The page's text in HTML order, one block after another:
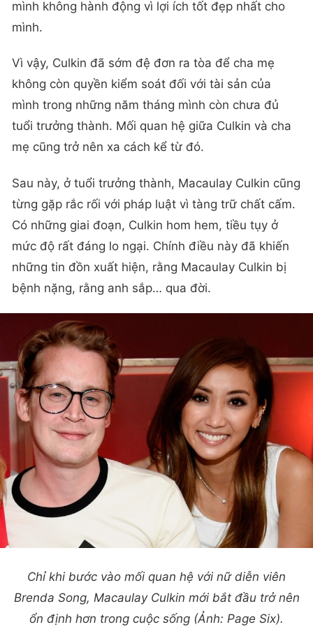
mình không hành động vì lợi ích tốt đẹp nhất cho
mình.
Vì vậy, Culkin đã sớm đệ đơn ra tòa để cha mẹ
không còn quyền kiểm soát đối với tài sản của
mình trong những năm tháng mình còn chưa đủ
tuổi trưởng thành. Mối quan hệ giữa Culkin và cha
mẹ cũng trở nên xa cách kể từ đó.
Sau này, ở tuổi trưởng thành, Macaulay Culkin cũng
từng gặp rắc rối với pháp luật vì tàng trữ chất cấm.
Có những giai đoạn, Culkin hom hem, tiều tụy ở
mức độ rất đáng lo ngại. Chính điều này đã khiến
những tin đồn xuất hiện, rằng Macaulay Culkin bị
bệnh nặng, rằng anh sắp… qua đời.
Chỉ khi bước vào mối quan hệ với nữ diễn viên
Brenda Song, Macaulay Culkin mới bắt đầu trở nên
ổn định hơn trong cuộc sống (Ảnh: Page Six).